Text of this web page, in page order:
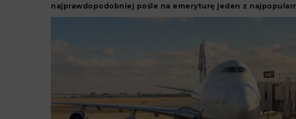
najprawdopodobniej pośle na emeryturę jeden z